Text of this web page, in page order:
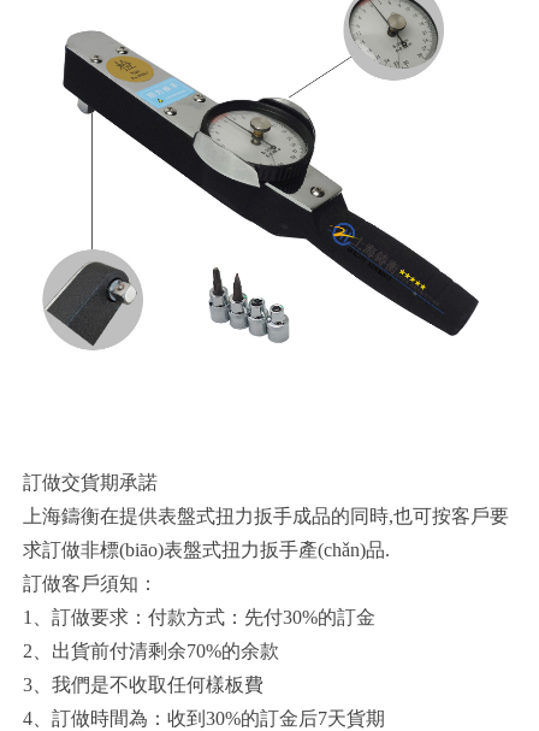
訂做交貨期承諾
上海鑄衡在提供表盤式扭力扳手成品的同時,也可按客戶要
求訂做非標(biāo)表盤式扭力扳手產(chǎn)品.
訂做客戶須知：
1、訂做要求：付款方式：先付30%的訂金
2、出貨前付清剩余70%的余款
3、我們是不收取任何樣板費
4、訂做時間為：收到30%的訂金后7天貨期